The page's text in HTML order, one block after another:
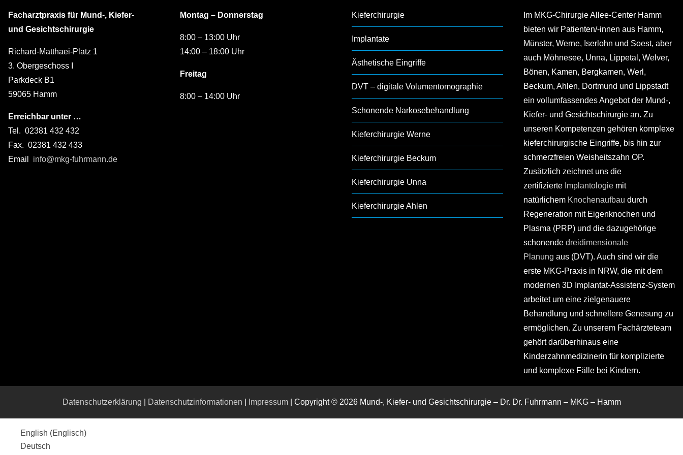
Facharztpraxis für Mund-, Kiefer-
und Gesichtschirurgie
Richard-Matthaei-Platz 1
3. Obergeschoss I
Parkdeck B1
59065 Hamm
Erreichbar unter …
Tel. 02381 432 432
Fax. 02381 432 433
Email info@mkg-fuhrmann.de
Montag – Donnerstag
8:00 – 13:00 Uhr
14:00 – 18:00 Uhr
Freitag
8:00 – 14:00 Uhr
Kieferchirurgie
Implantate
Ästhetische Eingriffe
DVT – digitale Volumentomographie
Schonende Narkosebehandlung
Kieferchirurgie Werne
Kieferchirurgie Beckum
Kieferchirurgie Unna
Kieferchirurgie Ahlen
Im MKG-Chirurgie Allee-Center Hamm
bieten wir Patienten/-innen aus Hamm,
Münster, Werne, Iserlohn und Soest, aber
auch Möhnesee, Unna, Lippetal, Welver,
Bönen, Kamen, Bergkamen, Werl,
Beckum, Ahlen, Dortmund und Lippstadt
ein vollumfassendes Angebot der Mund-,
Kiefer- und Gesichtschirurgie an. Zu
unseren Kompetenzen gehören komplexe
kieferchirurgische Eingriffe, bis hin zur
schmerzfreien Weisheitszahn OP.
Zusätzlich zeichnet uns die
zertifizierteImplantologiemit
natürlichem Knochenaufbau durch
Regeneration mit Eigenknochen und
Plasma (PRP) und die dazugehörige
schonende dreidimensionale
Planung aus (DVT). Auch sind wir die
erste MKG-Praxis in NRW, die mit dem
modernen 3D Implantat-Assistenz-System
arbeitet um eine zielgenauere
Behandlung und schnellere Genesung zu
ermöglichen. Zu unserem Fachärzteteam
gehört darüberhinaus eine
Kinderzahnmedizinerin für komplizierte
und komplexe Fälle bei Kindern.
Datenschutzerklärung Datenschutzinformationen Impressum| Copyright © 2026 Mund-, Kiefer- und Gesichtschirurgie – Dr. Dr. Fuhrmann – MKG – Hamm
English (Englisch)
Deutsch